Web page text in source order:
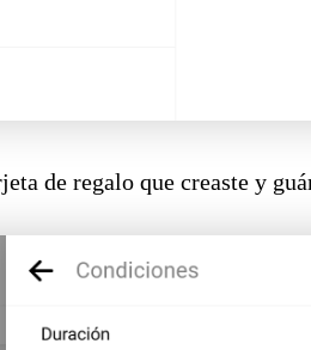
de regalo que creaste y